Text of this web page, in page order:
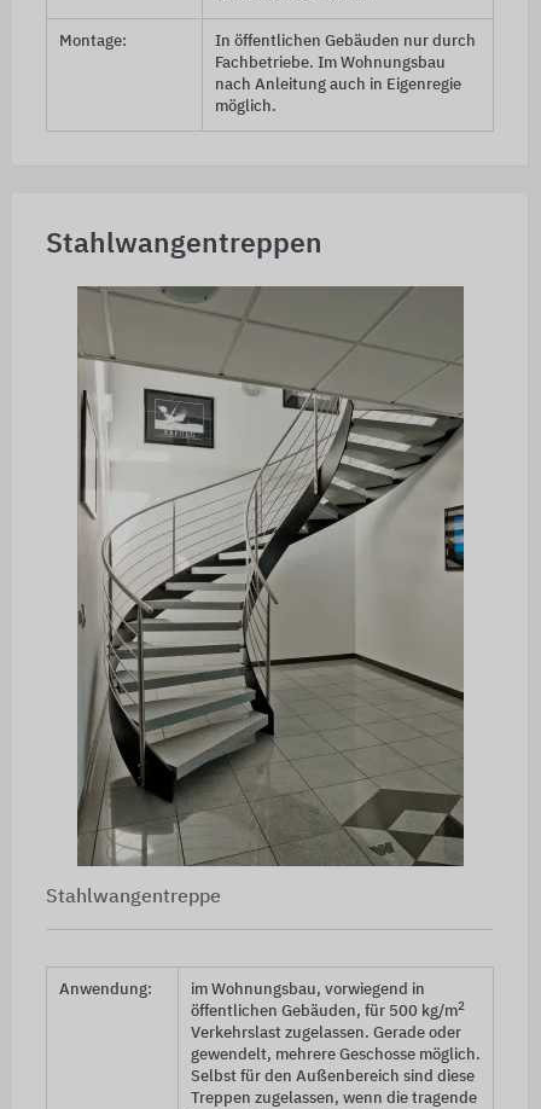
Montage:
In öffentlichen Gebäuden nur durch
Fachbetriebe. Im Wohnungsbau
nach Anleitung auch in Eigenregie
möglich.
Stahlwangentreppen
Stahlwangentreppe
Anwendung:
im Wohnungsbau, vorwiegend in
öffentlichen Gebäuden, für 500 kg/m2
Verkehrslast zugelassen. Gerade oder
gewendelt, mehrere Geschosse möglich.
Selbst für den Außenbereich sind diese
Treppen zugelassen, wenn die tragende